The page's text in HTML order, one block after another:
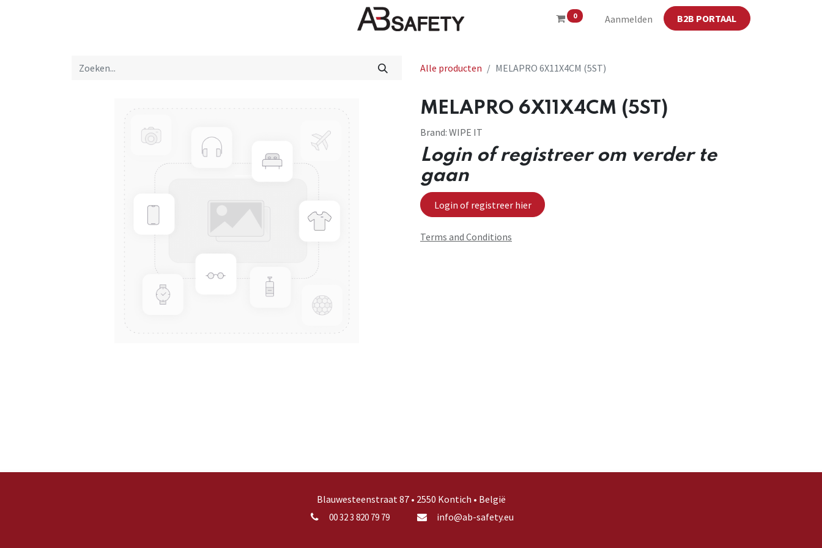
0 Aanmelden B2B PORTAAL
Winkel CE
Alle producten MELAPRO 6X11X4CM (5ST)
MELAPRO 6X11X4CM (5ST)
Brand: WIPE IT
Login of registreer om verder te
gaan
Login of registreer hier
Terms and Conditions
Blauwesteenstraat 87 • 2550 Kontich • België
00 32 3 820 79 79 info@ab-safety.eu